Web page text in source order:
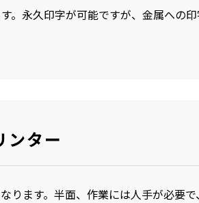
。永久印字が可能ですが、金属への
ンター
ります。半面、作業には人手が必要